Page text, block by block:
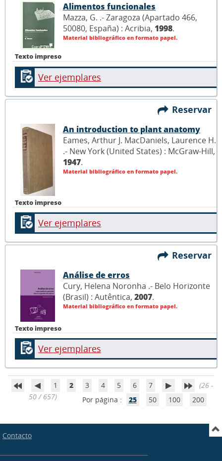
Texto impreso
Alimentos funcionales
Mazza, G. .- Zaragoza (Apartado 466,
50080, España) : Acribia, 1998.
Material bibliográfico en formato papel.
Ver ejemplares
Reservar
Texto impreso
An introduction to plant anatomy
Eames, Arthur J. MacDaniels, Laurence H.
.- New York (United States) : McGraw-Hill,
1947.
Material bibliográfico en formato papel.
Ver ejemplares
Reservar
Texto impreso
Análise de erros
Cury, Helena Noronha .- Belo Horizonte
(Brasil) : Autêntica, 2007.
Material bibliográfico en formato papel.
Ver ejemplares
1 2 3 4 5 6 7
(26 -
50 / 657)
Por página : 25 50 100 200
Contacto